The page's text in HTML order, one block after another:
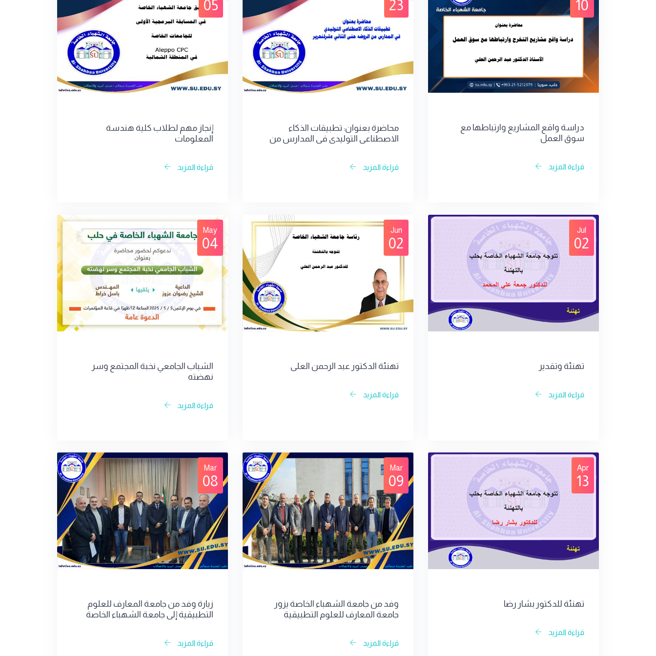
10
دراسة واقع المشاريع وارتباطها مع
سوق العمل
قراءة المزيد
23
محاضرة بعنوان: تطبيقات الذكاء
الاصطناعي التوليدي في المدارس من
قراءة المزيد
05
إنجاز مهم لطلاب كلية هندسة
المعلومات
قراءة المزيد
Jul
02
تهنئة وتقدير
قراءة المزيد
Jun
02
تهنئة الدكتور عبد الرحمن العلي
قراءة المزيد
May
04
الشباب الجامعي نخبة المجتمع وسر
نهضته
قراءة المزيد
Apr
13
تهنئة للدكتور بشار رضا
قراءة المزيد
Mar
09
وفد من جامعة الشهباء الخاصة يزور
جامعة المعارف للعلوم التطبيقية
قراءة المزيد
Mar
08
زيارة وفد من جامعة المعارف للعلوم
التطبيقية إلى جامعة الشهباء الخاصة
قراءة المزيد